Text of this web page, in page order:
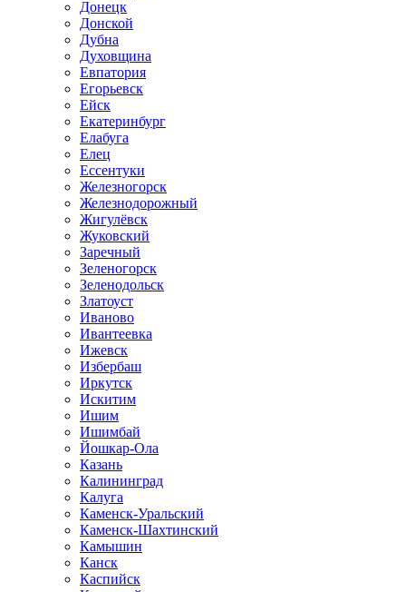
Донецк
Донской
Дубна
Духовщина
Евпатория
Егорьевск
Ейск
Екатеринбург
Елабуга
Елец
Ессентуки
Железногорск
Железнодорожный
Жигулёвск
Жуковский
Заречный
Зеленогорск
Зеленодольск
Златоуст
Иваново
Ивантеевка
Ижевск
Избербаш
Иркутск
Искитим
Ишим
Ишимбай
Йошкар-Ола
Казань
Калининград
Калуга
Каменск-Уральский
Каменск-Шахтинский
Камышин
Канск
Каспийск